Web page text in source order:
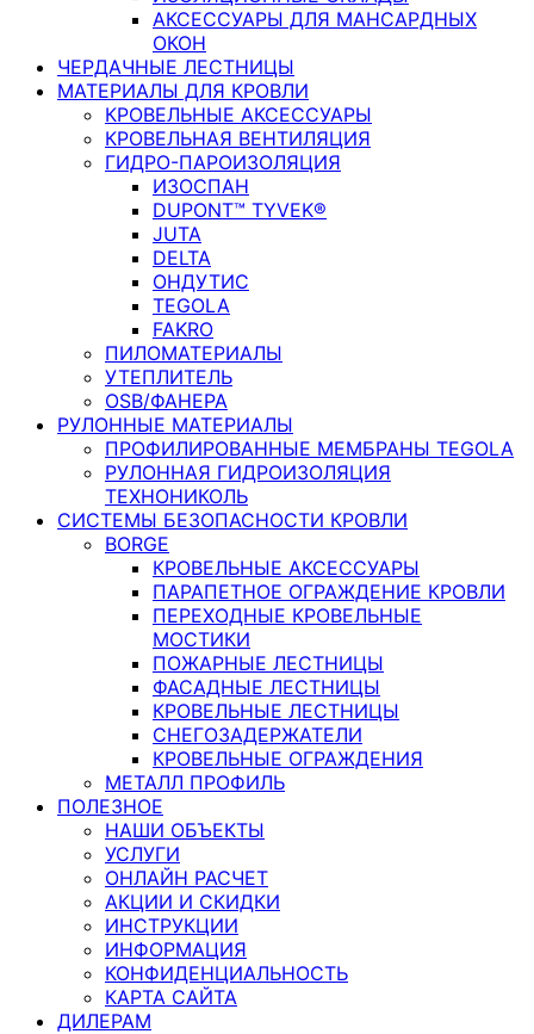
АКСЕССУАРЫ ДЛЯ МАНСАРДНЫХ
ОКОН
ЧЕРДАЧНЫЕ ЛЕСТНИЦЫ
МАТЕРИАЛЫ ДЛЯ КРОВЛИ
КРОВЕЛЬНЫЕ АКСЕССУАРЫ
КРОВЕЛЬНАЯ ВЕНТИЛЯЦИЯ
ГИДРО-ПАРОИЗОЛЯЦИЯ
ИЗОСПАН
DUPONT™ TYVEK®
JUTA
DELTA
ОНДУТИС
TEGOLA
FAKRO
ПИЛОМАТЕРИАЛЫ
УТЕПЛИТЕЛЬ
OSB/ФАНЕРА
РУЛОННЫЕ МАТЕРИАЛЫ
ПРОФИЛИРОВАННЫЕ МЕМБРАНЫ TEGOLA
РУЛОННАЯ ГИДРОИЗОЛЯЦИЯ
ТЕХНОНИКОЛЬ
СИСТЕМЫ БЕЗОПАСНОСТИ КРОВЛИ
BORGE
КРОВЕЛЬНЫЕ АКСЕССУАРЫ
ПАРАПЕТНОЕ ОГРАЖДЕНИЕ КРОВЛИ
ПЕРЕХОДНЫЕ КРОВЕЛЬНЫЕ
МОСТИКИ
ПОЖАРНЫЕ ЛЕСТНИЦЫ
ФАСАДНЫЕ ЛЕСТНИЦЫ
КРОВЕЛЬНЫЕ ЛЕСТНИЦЫ
СНЕГОЗАДЕРЖАТЕЛИ
КРОВЕЛЬНЫЕ ОГРАЖДЕНИЯ
МЕТАЛЛ ПРОФИЛЬ
ПОЛЕЗНОЕ
НАШИ ОБЪЕКТЫ
УСЛУГИ
ОНЛАЙН РАСЧЕТ
АКЦИИ И СКИДКИ
ИНСТРУКЦИИ
ИНФОРМАЦИЯ
КОНФИДЕНЦИАЛЬНОСТЬ
КАРТА САЙТА
ДИЛЕРАМ